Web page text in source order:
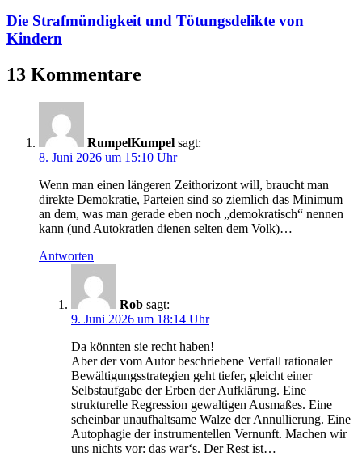
Die Strafmündigkeit und Tötungsdelikte von
Kindern
13 Kommentare
RumpelKumpel sagt:
8. Juni 2026 um 15:10 Uhr
Wenn man einen längeren Zeithorizont will, braucht man
direkte Demokratie, Parteien sind so ziemlich das Minimum
an dem, was man gerade eben noch „demokratisch“ nennen
kann (und Autokratien dienen selten dem Volk)…
Antworten
Rob sagt:
9. Juni 2026 um 18:14 Uhr
Da könnten sie recht haben!
Aber der vom Autor beschriebene Verfall rationaler
Bewältigungsstrategien geht tiefer, gleicht einer
Selbstaufgabe der Erben der Aufklärung. Eine
strukturelle Regression gewaltigen Ausmaßes. Eine
scheinbar unaufhaltsame Walze der Annullierung. Eine
Autophagie der instrumentellen Vernunft. Machen wir
uns nichts vor: das war‘s. Der Rest ist…